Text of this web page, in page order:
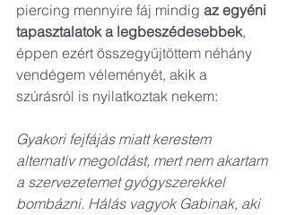
piercing mennyire fáj mindig az egyéni
tapasztalatok a legbeszédesebbek,
éppen ezért összegyűjtöttem néhány
vendégem véleményét, akik a
szúrásról is nyilatkoztak nekem:
Gyakori fejfájás miatt kerestem
alternatív megoldást, mert nem akartam
a szervezetemet gyógyszerekkel
bombázni. Hálás vagyok Gabinak, aki